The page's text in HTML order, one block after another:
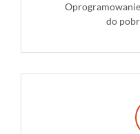
do